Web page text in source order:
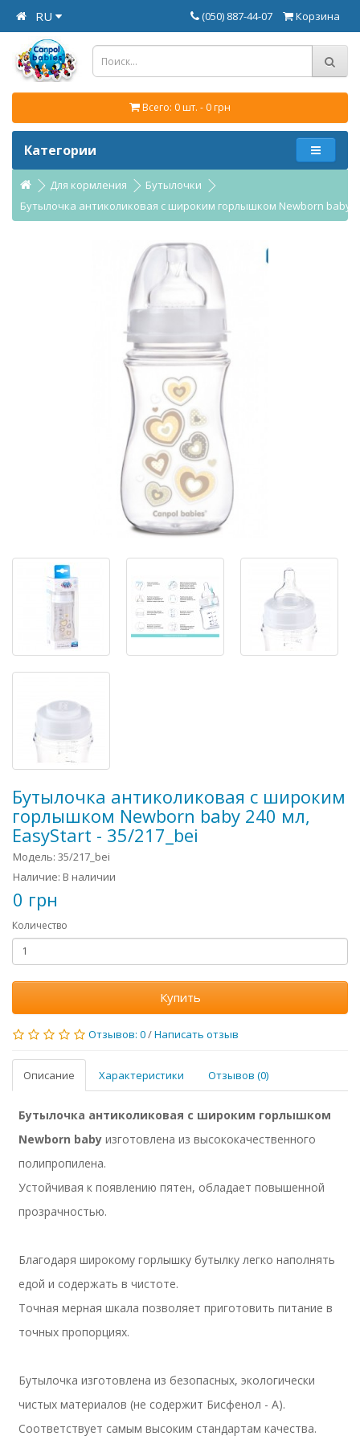
RU Корзина
(050) 887-44-07
Всего: 0 шт. - 0 грн
Категории
Для кормления
Бутылочки
Бутылочка антиколиковая с широким горлышком Newborn baby
Бутылочка антиколиковая с широким
горлышком Newborn baby 240 мл,
EasyStart - 35/217_bei
Модель: 35/217_bei
Наличие: В наличии
0 грн
Количество
Купить
Отзывов: 0/Написать отзыв
Описание Характеристики Отзывов (0)
Бутылочка антиколиковая с широким горлышком
Newborn baby изготовлена из высококачественного
полипропилена.
Устойчивая к появлению пятен, обладает повышенной
прозрачностью.
Благодаря широкому горлышку бутылку легко наполнять
едой и содержать в чистоте.
Точная мерная шкала позволяет приготовить питание в
точных пропорциях.
Бутылочка изготовлена из безопасных, экологически
чистых материалов (не содержит Бисфенол - А).
Соответствует самым высоким стандартам качества.